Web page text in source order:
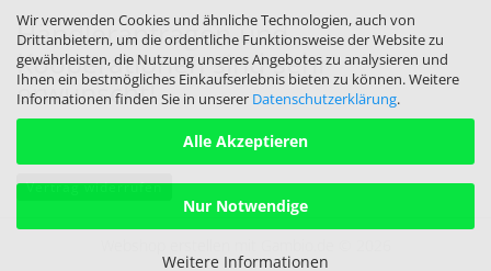
Wir verwenden Cookies und ähnliche Technologien, auch von
Drittanbietern, um die ordentliche Funktionsweise der Website zu
gewährleisten, die Nutzung unseres Angebotes zu analysieren und
Ihnen ein bestmögliches Einkaufserlebnis bieten zu können. Weitere
Informationen finden Sie in unserer Datenschutzerklärung.
Alle Akzeptieren
Nur Notwendige
Weitere Informationen
Händleranfragen und
Kooperationen sind sehr
erwünscht!
Vertrag widerrufen